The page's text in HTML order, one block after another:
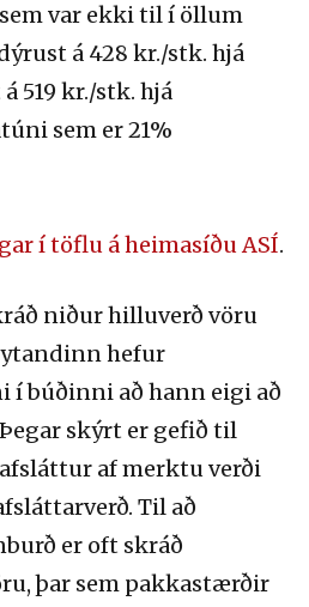
var ekki til í öllum
á 428 kr./stk. hjá
519 kr./stk. hjá
sem er 21%
í töflu á heimasíðu ASÍ.
niður hilluverð vöru
hefur
í búðinni að hann eigi að
skýrt er gefið til
af merktu verði
Til að
er oft skráð
þar sem pakkastærðir